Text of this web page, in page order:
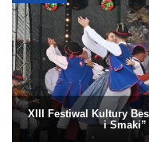
XIII Festiwal Kultury
i Smaki”